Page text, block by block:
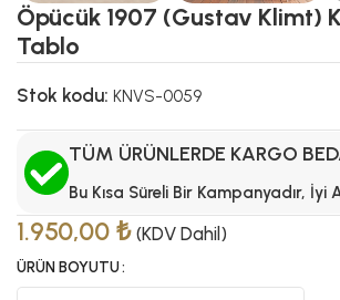
Öpücük 1907 (Gustav Klimt)
Tablo
Stok kodu: KNVS-0059
TÜM ÜRÜNLERDE KARGO
Bu Kısa Süreli Bir Kampanyadır, İyi
1.950,00 ₺ (KDV Dahil)
ÜRÜN BOYUTU